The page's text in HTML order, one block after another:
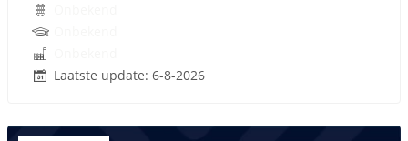
Laatste update: 6-8-2026